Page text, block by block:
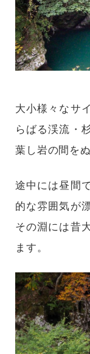
大小様々なサ
らばる渓流・
葉し岩の間を
途中には昼間
的な雰囲気が
その淵には昔
ます。